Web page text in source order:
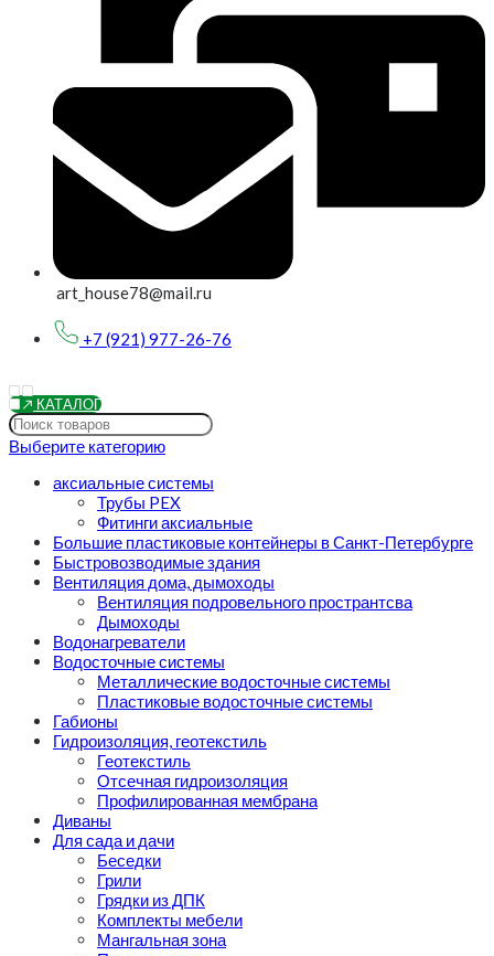
art_house78@mail.ru
+7 (921) 977-26-76
КАТАЛОГ
Выберите категорию
аксиальные системы
Трубы PEX
Фитинги аксиальные
Большие пластиковые контейнеры в Санкт-Петербурге
Быстровозводимые здания
Вентиляция дома, дымоходы
Вентиляция подровельного пространтсва
Дымоходы
Водонагреватели
Водосточные системы
Металлические водосточные системы
Пластиковые водосточные системы
Габионы
Гидроизоляция, геотекстиль
Геотекстиль
Отсечная гидроизоляция
Профилированная мембрана
Диваны
Для сада и дачи
Беседки
Грили
Грядки из ДПК
Комплекты мебели
Мангальная зона